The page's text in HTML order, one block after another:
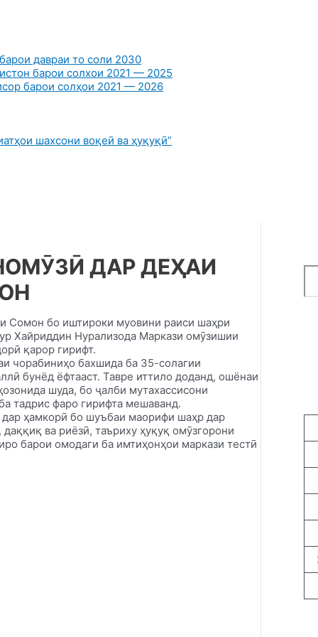
давраи то соли 2030
барои солхои 2021 — 2025
барои солҳои 2021 — 2026
шахсони воқеӣ ва ҳуқуқӣ”
ДАР ДЕҲАИ
Сомон бо иштироки муовини раиси шаҳри
Хайриддин Нурализода Маркази омӯзишии
қарор гирифт.
чорабиниҳо бахшида ба 35-солагии
бунёд ёфтааст. Тавре иттило доданд, ошёнаи
шуда, бо ҷалби мутахассисони
тадрис фаро гирифта мешаванд.
ҳамкорӣ бо шуъбаи маорифи шаҳр дар
ва риёзӣ, таъриху ҳуқуқ омӯзгорони
барои омодаги ба имтиҳонҳои маркази тестӣ